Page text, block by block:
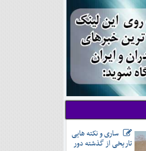
ساری و نکته هایی
تاریخی از گذشته دور